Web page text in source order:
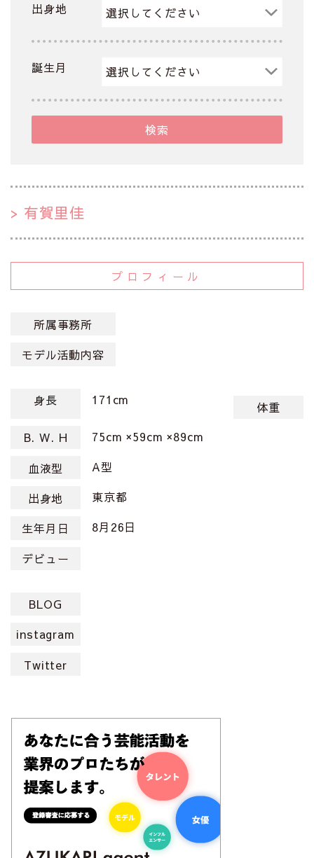
出身地
誕生月
検索
有賀里佳
プロフィール
所属事務所
モデル活動内容
身長 171cm
体重
B. W. H
75cm ×59cm ×89cm
血液型 A型
出身地 東京都
生年月日 8月26日
デビュー
BLOG
instagram
Twitter